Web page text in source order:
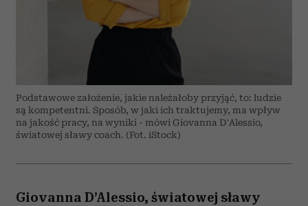
Podstawowe założenie, jakie należałoby przyjąć, to: ludzie
są kompetentni. Sposób, w jaki ich traktujemy, ma wpływ
na jakość pracy, na wyniki - mówi Giovanna D’Alessio,
światowej sławy coach. (Fot. iStock)
Giovanna D’Alessio, światowej sławy